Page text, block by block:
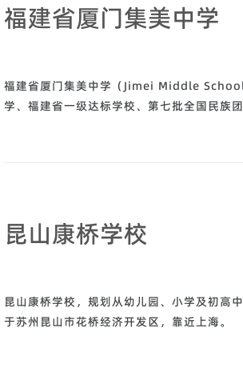
福建省厦门集美中学
福建省厦门集美中学（Jimei Middle
学、福建省一级达标学校、第七批全国民族
昆山康桥学校
昆山康桥学校，规划从幼儿园、小学及初高
于苏州昆山市花桥经济开发区，靠近上海。